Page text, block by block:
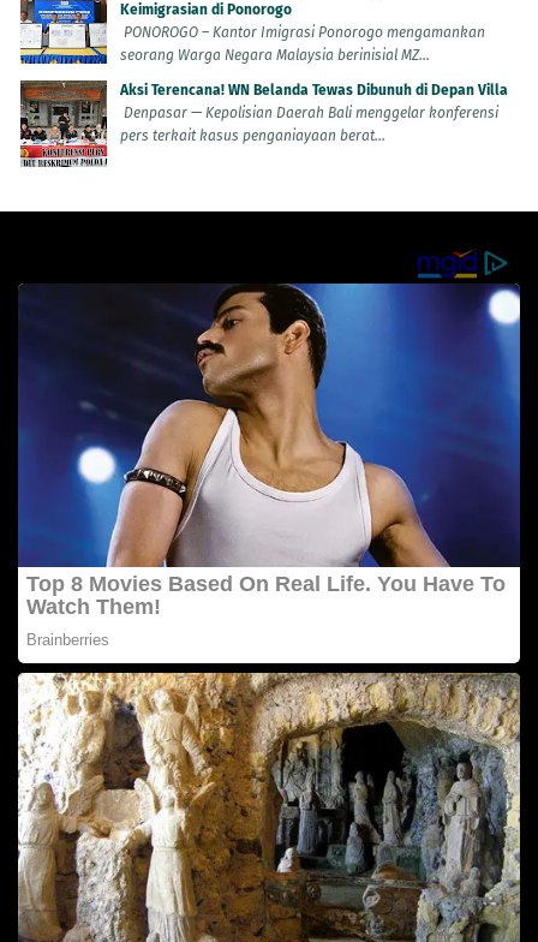
Keimigrasian di Ponorogo
PONOROGO – Kantor Imigrasi Ponorogo mengamankan
seorang Warga Negara Malaysia berinisial MZ...
Aksi Terencana! WN Belanda Tewas Dibunuh di Depan Villa
Denpasar — Kepolisian Daerah Bali menggelar konferensi
pers terkait kasus penganiayaan berat...